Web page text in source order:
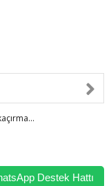
256bit
Destek Hattı